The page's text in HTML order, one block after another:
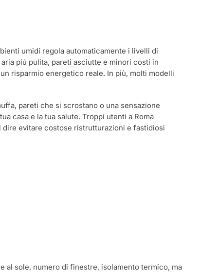
umidi regola automaticamente i livelli di
più pulita, pareti asciutte e minori costi in
risparmio energetico reale. In più, molti modelli
pareti che si scrostano o una sensazione
casa e la tua salute. Troppi utenti a Roma
evitare costose ristrutturazioni e fastidiosi
al sole, numero di finestre, isolamento termico, ma